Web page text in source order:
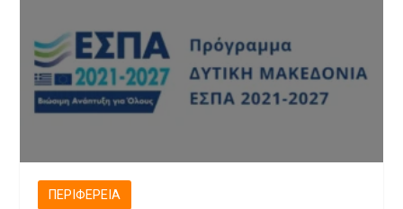
ΠΕΡΙΦΈΡΕΙΑ